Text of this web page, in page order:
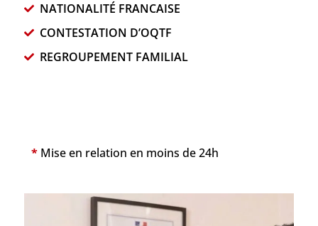
NATIONALITÉ FRANCAISE
CONTESTATION D’OQTF
REGROUPEMENT FAMILIAL
*Mise en relation en moins de 24h